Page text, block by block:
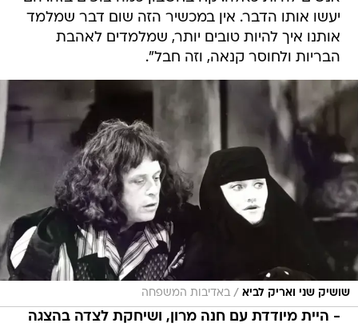
יעשו אותו הדבר. אין במכשיר הזה שום דבר שמלמד
אותנו איך להיות טובים יותר, שמלמדים לאהבת
הבריות ולחוסר קנאה, וזה חבל".
שושיק שני ואריק לביא / באדיבות המשפחה
- היית מיודדת עם חנה מרון, ושיחקת לצדה בהצגה